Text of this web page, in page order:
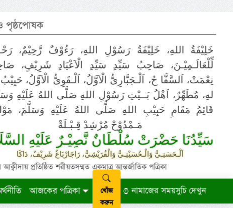
ও পৃষ্ঠপোষক
خَلِيْفَةُ اللهِ، خَلِيْفَةُ رَسُوْلِ اللهِ، رَءُوْفٌ رَّحِيْمٌ،
لِّلْعَالَـمِيْـنَ، صَاحِبُ سَيِّدِ سَيِّدِ الْاَعْيَادِ شَرِيْفٍ،
نِعْمَتْ، اَلسَّفَّا حُ، اَلْـجَبَّارِىُّ الْاَوَّلُ، اَلْـقَوِىُّ الْاَوَّلُ،
لهِ، مُطَهِّرٌ، اَهْلُ بَــيْتِ رَسُوْلِ اللهِ صَلَّى اللهُ عَلَيْهِ
قَائِمُ مَقَامِ حَبِيْبِ اللهِ صَلَّى اللهُ عَلَيْهِ وَسَلَّمَ،
مَـمْدُوْحْ مُرْشِدْ قِـبْـلَةْ
سَيِّدُنَا حَضْرَتْ سُلْطَانٌ نَّصِيْـرٌ عَلَيْهِ
اَلْـحَسَنِـىُّ وَالْـحُسَيْنِـىُّ وَالْقُرَيْشِىُّ، رَاجَارْبَاغُ شَرِيْفٌ، دَاكَا
প্রতিষ্ঠিত শরীয়তসম্মত একমাত্র আন্তর্জাতিক পত্রিকা
আজকের পত্রিকা
খোঁজ
করুন
নামাজের সময়সুচি দেখুন